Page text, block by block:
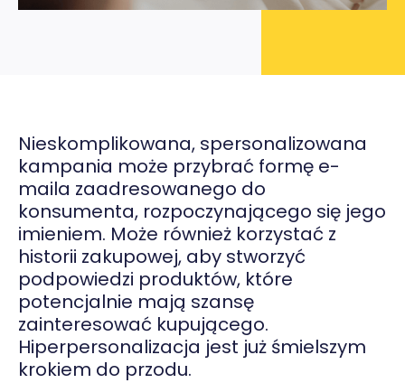
Nieskomplikowana, spersonalizowana
kampania może przybrać formę e-
maila zaadresowanego do
konsumenta, rozpoczynającego się jego
imieniem. Może również korzystać z
historii zakupowej, aby stworzyć
podpowiedzi produktów, które
potencjalnie mają szansę
zainteresować kupującego.
Hiperpersonalizacja jest już śmielszym
krokiem do przodu.